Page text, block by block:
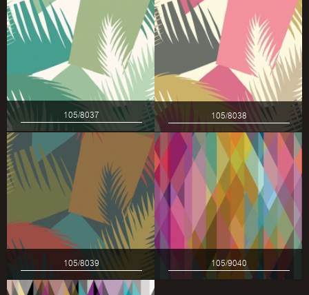
105/8037 105/8038
105/8039 105/9040